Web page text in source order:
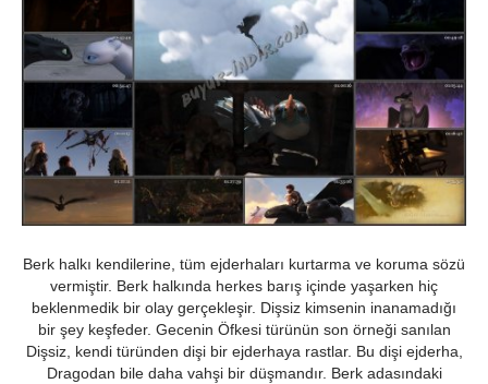
Berk halkı kendilerine, tüm ejderhaları kurtarma ve koruma sözü
vermiştir. Berk halkında herkes barış içinde yaşarken hiç
beklenmedik bir olay gerçekleşir. Dişsiz kimsenin inanamadığı
bir şey keşfeder. Gecenin Öfkesi türünün son örneği sanılan
Dişsiz, kendi türünden dişi bir ejderhaya rastlar. Bu dişi ejderha,
Dragodan bile daha vahşi bir düşmandır. Berk adasındaki